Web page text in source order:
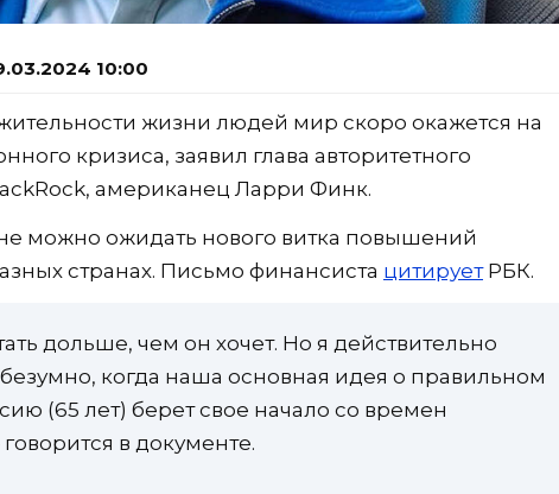
10:00
жизни людей мир скоро окажется на
кризиса, заявил глава авторитетного
американец Ларри Финк.
можно ожидать нового витка повышений
странах. Письмо финансиста цитируетРБК.
дольше, чем он хочет. Но я действительно
когда наша основная идея о правильном
(65 лет) берет свое начало со времен
в документе.